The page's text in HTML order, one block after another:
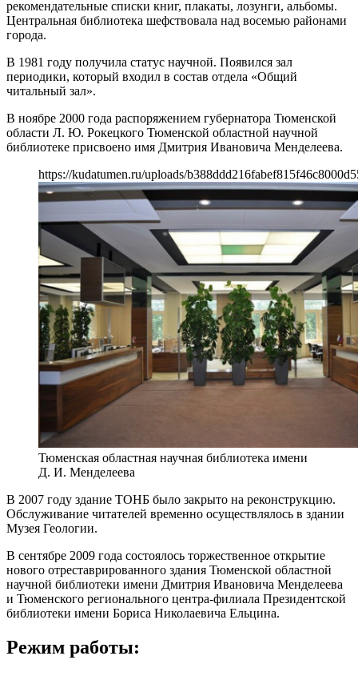
рекомендательные списки книг, плакаты, лозунги, альбомы.
Центральная библиотека шефствовала над восемью районами
города.
В 1981 году получила статус научной. Появился зал
периодики, который входил в состав отдела «Общий
читальный зал».
В ноябре 2000 года распоряжением губернатора Тюменской
области Л. Ю. Рокецкого Тюменской областной научной
библиотеке присвоено имя Дмитрия Ивановича Менделеева.
https://kudatumen.ru/uploads/
Тюменская областная научная библиотека имени
Д. И. Менделеева
В 2007 году здание ТОНБ было закрыто на реконструкцию.
Обслуживание читателей временно осуществлялось в здании
Музея Геологии.
В сентябре 2009 года состоялось торжественное открытие
нового отреставрированного здания Тюменской областной
научной библиотеки имени Дмитрия Ивановича Менделеева
и Тюменского регионального центра-филиала Президентской
библиотеки имени Бориса Николаевича Ельцина.
Режим работы: